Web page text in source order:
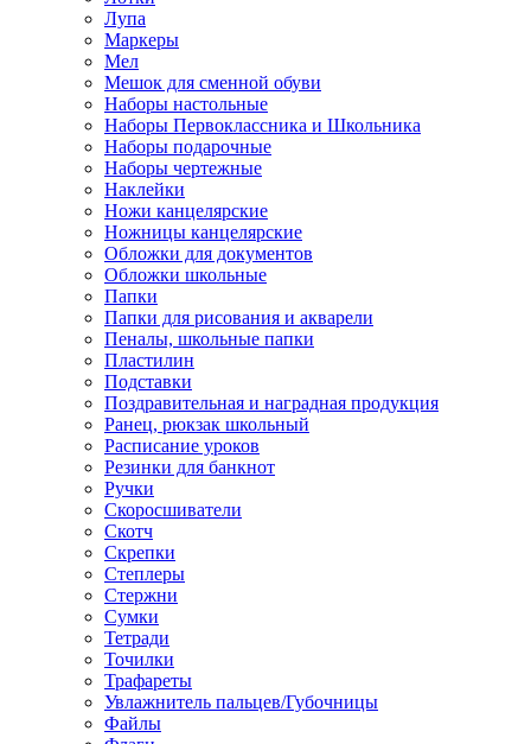
Лупа
Маркеры
Мел
Мешок для сменной обуви
Наборы настольные
Наборы Первоклассника и Школьника
Наборы подарочные
Наборы чертежные
Наклейки
Ножи канцелярские
Ножницы канцелярские
Обложки для документов
Обложки школьные
Папки
Папки для рисования и акварели
Пеналы, школьные папки
Пластилин
Подставки
Поздравительная и наградная продукция
Ранец, рюкзак школьный
Расписание уроков
Резинки для банкнот
Ручки
Скоросшиватели
Скотч
Скрепки
Степлеры
Стержни
Сумки
Тетради
Точилки
Трафареты
Увлажнитель пальцев/Губочницы
Файлы